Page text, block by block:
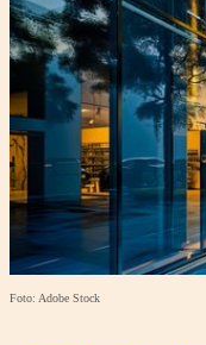
Foto: Adobe Stock